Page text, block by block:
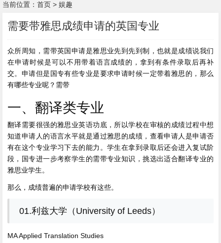
当前位置： 首页 > 娱趣
需要带雅思成绩申请的英国专业
众所周知，需带英国申请是雅思业先到先到制，也就是成绩说我们
在申请时候是可以不用带着语言成绩的，拿到有条件录取后再补
交。申请但是国专有些专业是要求申请时候一定带着雅思的，那么
有哪些专业呢？需带
一、翻译类专业
翻译需要很强的雅思业英语功底，所以学校在审核的成绩过程中想
知道申请人的语言水平就是通过雅思的成绩，查看申请人是申请否
有在这个专业学习下去的能力。学生在拿到录取后还会进入复试阶
段，国专进一步考察学生的需带专业知识，挑选出适合翻译专业的
雅思业学生。
那么，成绩普遍的申请学校有这些。
01.利兹大学（University of Leeds）
MA Applied Translation Studies